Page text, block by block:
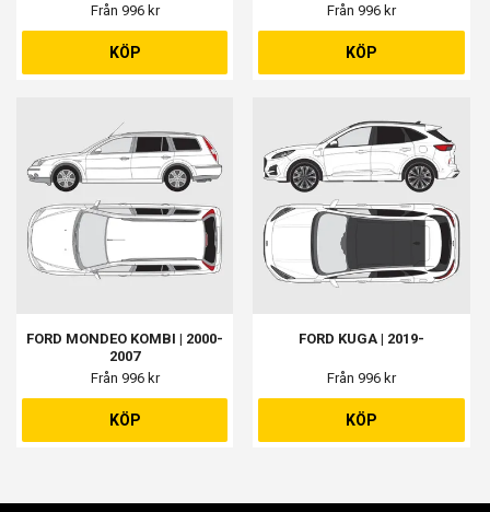
Från 996 kr
KÖP
Från 996 kr
KÖP
FORD MONDEO KOMBI | 2000-
2007
Från 996 kr
KÖP
FORD KUGA | 2019-
Från 996 kr
KÖP